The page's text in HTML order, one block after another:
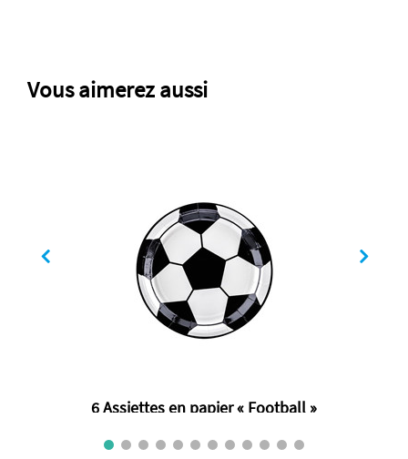
Vous aimerez aussi
6 Assiettes en papier « Football »